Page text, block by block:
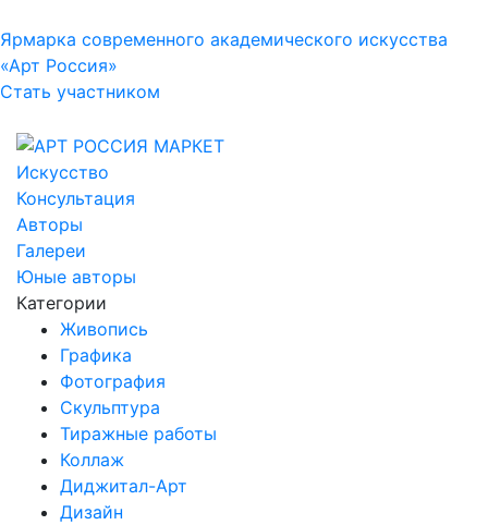
Ярмарка современного академического искусства
«Арт Россия»
Стать участником
Искусство
Консультация
Авторы
Галереи
Юные авторы
Категории
Живопись
Графика
Фотография
Скульптура
Тиражные работы
Коллаж
Диджитал-Арт
Дизайн